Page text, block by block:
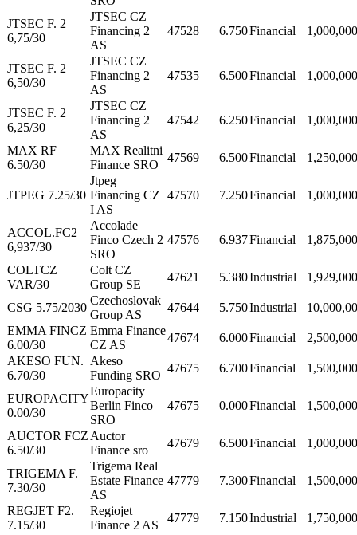
JTSEC F. 2
6,75/30
JTSEC CZ
Financing 2
AS
47528 6.750Financial
JTSEC F. 2
6,50/30
JTSEC CZ
Financing 2
AS
47535 6.500Financial
JTSEC F. 2
6,25/30
JTSEC CZ
Financing 2
AS
47542 6.250Financial
MAX RF
6.50/30
MAX Realitni
Finance SRO
47569 6.500Financial
JTPEG 7.25/30
Jtpeg
Financing CZ
I AS
47570 7.250Financial
ACCOL.FC2
6,937/30
Accolade
Finco Czech 2
SRO
47576 6.937Financial
COLTCZ
VAR/30
Colt CZ
Group SE
47621 5.380Industrial
CSG 5.75/2030
Czechoslovak
Group AS
47644 5.750Industrial
EMMA FINCZ
6.00/30
Emma Finance
CZ AS
47674 6.000Financial
AKESO FUN.
6.70/30
Akeso
Funding SRO
47675 6.700Financial
EUROPACITY
0.00/30
Europacity
Berlin Finco
SRO
47675 0.000Financial
AUCTOR FCZ
6.50/30
Auctor
Finance sro
47679 6.500Financial
TRIGEMA F.
7.30/30
Trigema Real
Estate Finance
AS
47779 7.300Financial
REGJET F2.
7.15/30
Regiojet
Finance 2 AS
47779 7.150Industrial